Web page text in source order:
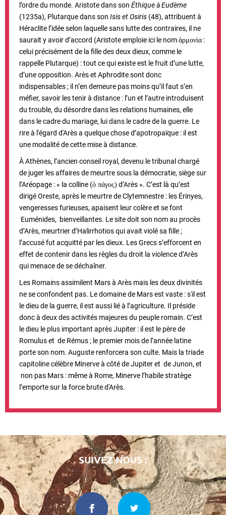
l’ordre du monde. Aristote dans son Éthique à Eudème
(1235a), Plutarque dans son Isis et Osiris (48), attribuent à
Héraclite l’idée selon laquelle sans lutte des contraires, il ne
saurait y avoir d’accord (Aristote emploie ici le nom ἁρμονία :
celui précisément de la fille des deux dieux, comme le
rappelle Plutarque) : tout ce qui existe est le fruit d’une lutte,
d’une opposition. Arès et Aphrodite sont donc
indispensables ; il n’en demeure pas moins qu’il faut s’en
méfier, savoir les tenir à distance : l’un et l’autre introduisent
du trouble, du désordre dans les relations humaines, elle
dans le cadre du mariage, lui dans le cadre de la guerre. Le
rire à l'égard d'Arès a quelque chose d’apotropaïque : il est
une modalité de cette mise à distance.
À Athènes, l’ancien conseil royal, devenu le tribunal chargé
de juger les affaires de meurtre sous la démocratie, siège sur
l’Aréopage : « la colline (ὁ πάγος) d’Arès ». C’est là qu’est
dirigé Oreste, après le meurtre de Clytemnestre : les Érinyes,
vengeresses furieuses, apaisent leur colère et se font
Euménides, bienveillantes. Le site doit son nom au procès
d’Arès, meurtrier d’Halirrhotios qui avait violé sa fille ;
l’accusé fut acquitté par les dieux. Les Grecs s’efforcent en
effet de contenir dans les règles du droit la violence d’Arès
qui menace de se déchaîner.
Les Romains assimilent Mars à Arès mais les deux divinités
ne se confondent pas. Le domaine de Mars est vaste : s'il est
le dieu de la guerre, il est aussi lié à l’agriculture. Il préside
donc à deux des activités majeures du peuple romain. C’est
le dieu le plus important après Jupiter : il est le père de
Romulus et de Rémus ; le premier mois de l’année latine
porte son nom. Auguste renforcera son culte. Mais la triade
capitoline célèbre Minerve à côté de Jupiter et de Junon, et
non pas Mars : même à Rome, Minerve l’habile stratège
l’emporte sur la force brute d'Arès.
SUIVEZ NOUS :